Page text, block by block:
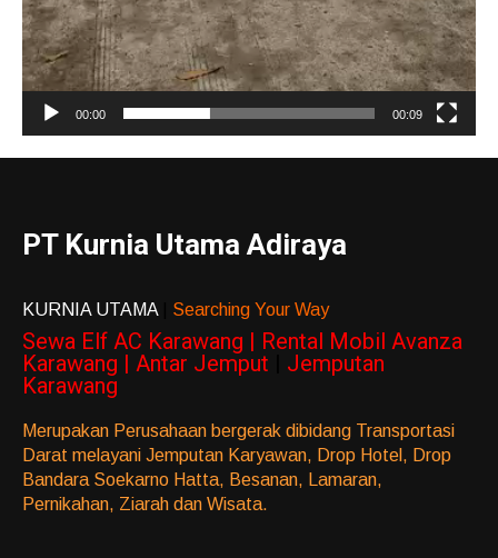
00:00 00:09
PT Kurnia Utama Adiraya
KURNIA UTAMA Searching Your Way
Sewa Elf AC Karawang | Rental Mobil Avanza
Karawang | Antar Jemput
Jemputan
Karawang
Merupakan Perusahaan bergerak dibidang Transportasi
Darat melayani Jemputan Karyawan, Drop Hotel, Drop
Bandara Soekarno Hatta, Besanan, Lamaran,
Pernikahan, Ziarah dan Wisata.